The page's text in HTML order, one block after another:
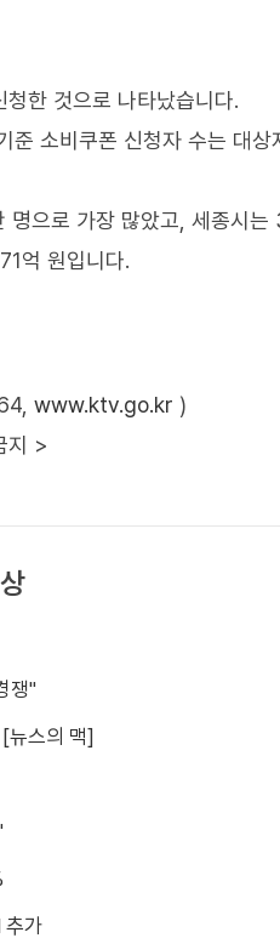
한 것으로 나타났습니다.
준 소비쿠폰 신청자 수는 대
명으로 가장 많았고, 세종시
억 원입니다.
www.ktv.go.kr )
지 >
쟁"
[뉴스의 맥]
추가